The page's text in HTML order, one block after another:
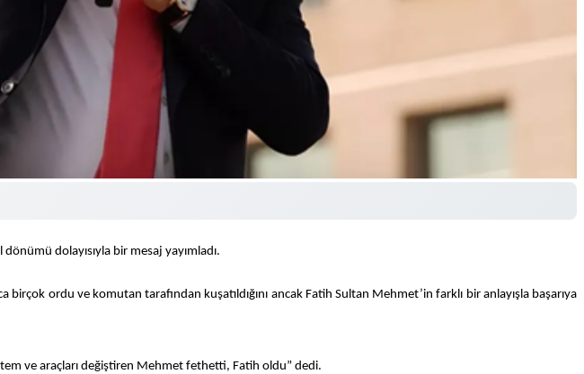
dolayısıyla bir mesaj yayımladı.
ordu ve komutan tarafından kuşatıldığını ancak Fatih Sultan Mehmet’in farklı bir anlayışla başarıya
ve araçları değiştiren Mehmet fethetti, Fatih oldu” dedi.